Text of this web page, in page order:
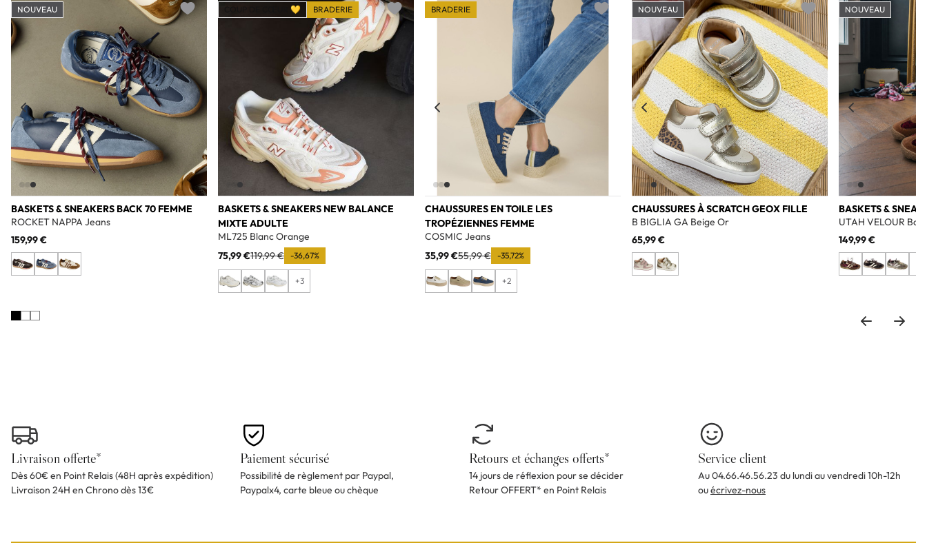
BASKETS & SNEAKERS BACK 70 FEMME
ROCKET NAPPA Jeans
159,99 €
NOUVEAU
Add to wishlist
BASKETS & SNEAKERS NEW BALANCE
MIXTE ADULTE
ML725 Blanc Orange
75,99 €119,99 € -36,67%
+3
COUP DE CŒUR 💛 BRADERIE
Add to wishlist
CHAUSSURES EN TOILE LES
TROPÉZIENNES FEMME
COSMIC Jeans
35,99 €55,99 € -35,72%
+2
BRADERIE
Add to wishlist
CHAUSSURES À SCRATCH GEOX FILLE
B BIGLIA GA Beige Or
65,99 €
NOUVEAU
Add to wishlist
BASKETS &
UTAH VELOUR
149,99 €
NOUVEAU
Livraison offerte*
Dès 60€ en Point Relais (48H après expédition)
Livraison 24H en Chrono dès 13€
Paiement sécurisé
Possibilité de règlement par Paypal,
Paypalx4, carte bleue ou chèque
Retours et échanges offerts*
14 jours de réflexion pour se décider
Retour OFFERT* en Point Relais
Service client
Au 04.66.46.56.23 du lundi au vendredi 10h-12h
ouécrivez-nous